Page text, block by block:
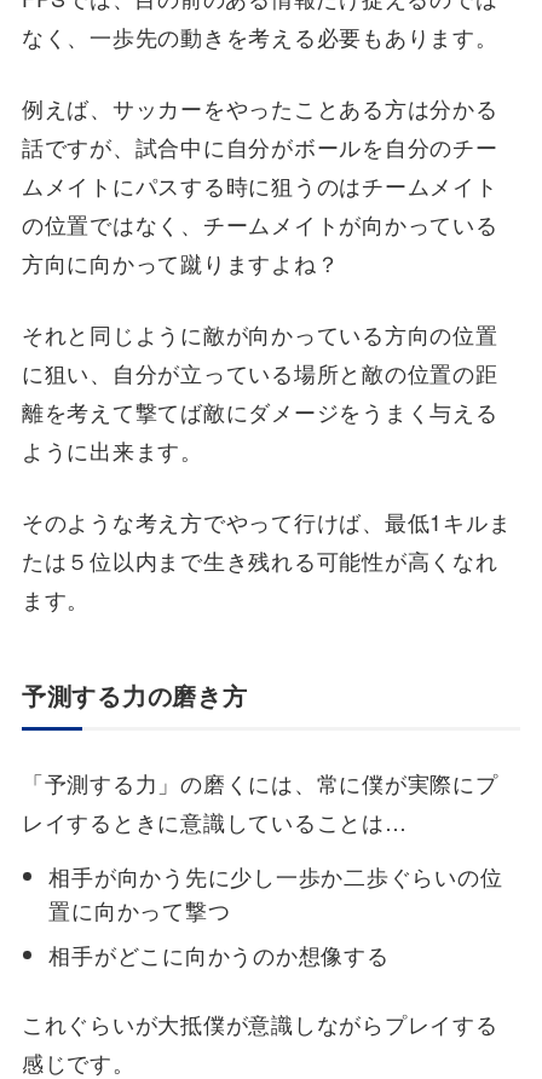
なく、一歩先の動きを考える必要もあります。
例えば、サッカーをやったことある方は分かる
話ですが、試合中に自分がボールを自分のチー
ムメイトにパスする時に狙うのはチームメイト
の位置ではなく、チームメイトが向かっている
方向に向かって蹴りますよね？
それと同じように敵が向かっている方向の位置
に狙い、自分が立っている場所と敵の位置の距
離を考えて撃てば敵にダメージをうまく与える
ように出来ます。
そのような考え方でやって行けば、最低1キルま
たは５位以内まで生き残れる可能性が高くなれ
ます。
予測する力の磨き方
「予測する力」の磨くには、常に僕が実際にプ
レイするときに意識していることは…
相手が向かう先に少し一歩か二歩ぐらいの位
置に向かって撃つ
相手がどこに向かうのか想像する
これぐらいが大抵僕が意識しながらプレイする
感じです。